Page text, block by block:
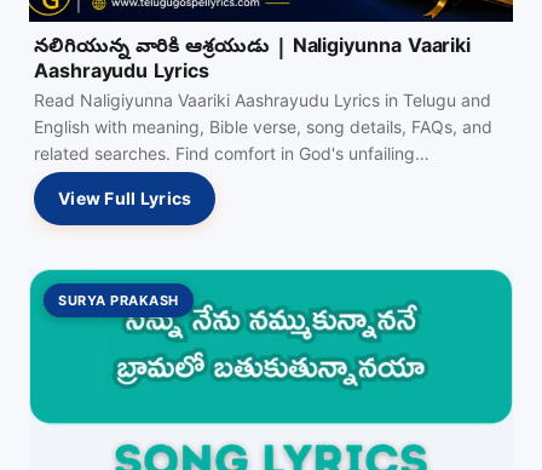
నలిగియున్న వారికి ఆశ్రయుడు | Naligiyunna Vaariki
Aashrayudu Lyrics
Read Naligiyunna Vaariki Aashrayudu Lyrics in Telugu and
English with meaning, Bible verse, song details, FAQs, and
related searches. Find comfort in God's unfailing…
View Full Lyrics
SURYA PRAKASH